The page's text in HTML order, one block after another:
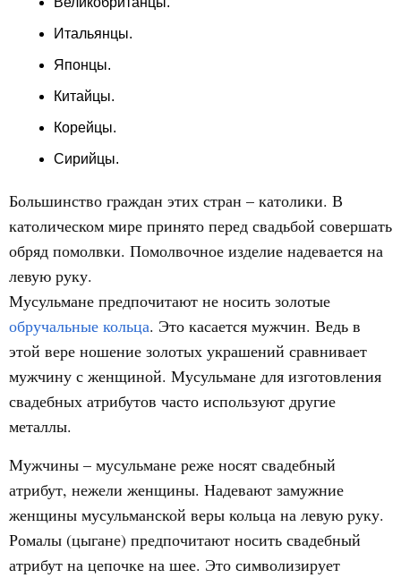
Итальянцы.
Японцы.
Китайцы.
Корейцы.
Сирийцы.
Большинство граждан этих стран – католики. В
католическом мире принято перед свадьбой совершать
обряд помолвки. Помолвочное изделие надевается на
левую руку.
Мусульмане предпочитают не носить золотые
обручальные кольца. Это касается мужчин. Ведь в
этой вере ношение золотых украшений сравнивает
мужчину с женщиной. Мусульмане для изготовления
свадебных атрибутов часто используют другие
металлы.
Мужчины – мусульмане реже носят свадебный
атрибут, нежели женщины. Надевают замужние
женщины мусульманской веры кольца на левую руку.
Ромалы (цыгане) предпочитают носить свадебный
атрибут на цепочке на шее. Это символизирует